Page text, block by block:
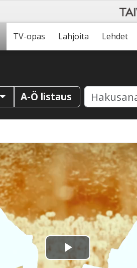
TV-opas Lahjoita Lehdet
A-Ö listaus
Toista